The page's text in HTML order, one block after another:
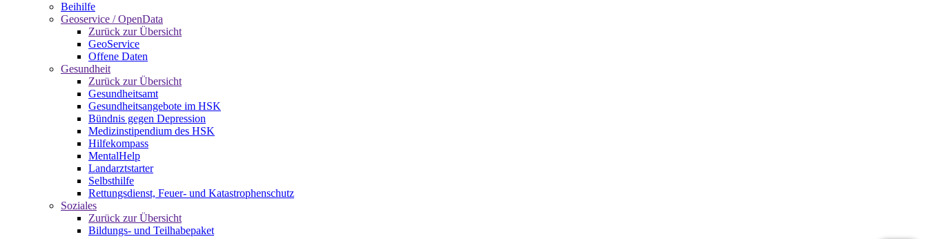
Beihilfe
Geoservice / OpenData
Zurück zur Übersicht
GeoService
Offene Daten
Gesundheit
Zurück zur Übersicht
Gesundheitsamt
Gesundheitsangebote im HSK
Bündnis gegen Depression
Medizinstipendium des HSK
Hilfekompass
MentalHelp
Landarztstarter
Selbsthilfe
Rettungsdienst, Feuer- und Katastrophenschutz
Soziales
Zurück zur Übersicht
Bildungs- und Teilhabepaket